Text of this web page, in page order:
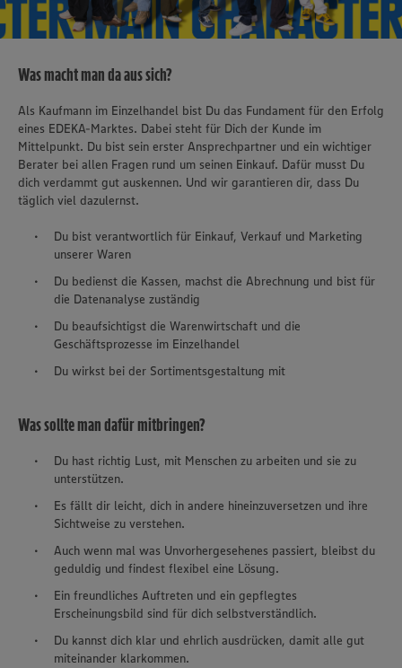
Was macht man da aus sich?
Als Kaufmann im Einzelhandel bist Du das Fundament für den Erfolg
eines EDEKA-Marktes. Dabei steht für Dich der Kunde im
Mittelpunkt. Du bist sein erster Ansprechpartner und ein wichtiger
Berater bei allen Fragen rund um seinen Einkauf. Dafür musst Du
dich verdammt gut auskennen. Und wir garantieren dir, dass Du
täglich viel dazulernst.
Du bist verantwortlich für Einkauf, Verkauf und Marketing
unserer Waren
Du bedienst die Kassen, machst die Abrechnung und bist für
die Datenanalyse zuständig
Du beaufsichtigst die Warenwirtschaft und die
Geschäftsprozesse im Einzelhandel
Du wirkst bei der Sortimentsgestaltung mit
Was sollte man dafür mitbringen?
Du hast richtig Lust, mit Menschen zu arbeiten und sie zu
unterstützen.
Es fällt dir leicht, dich in andere hineinzuversetzen und ihre
Sichtweise zu verstehen.
Auch wenn mal was Unvorhergesehenes passiert, bleibst du
geduldig und findest flexibel eine Lösung.
Ein freundliches Auftreten und ein gepflegtes
Erscheinungsbild sind für dich selbstverständlich.
Du kannst dich klar und ehrlich ausdrücken, damit alle gut
miteinander klarkommen.